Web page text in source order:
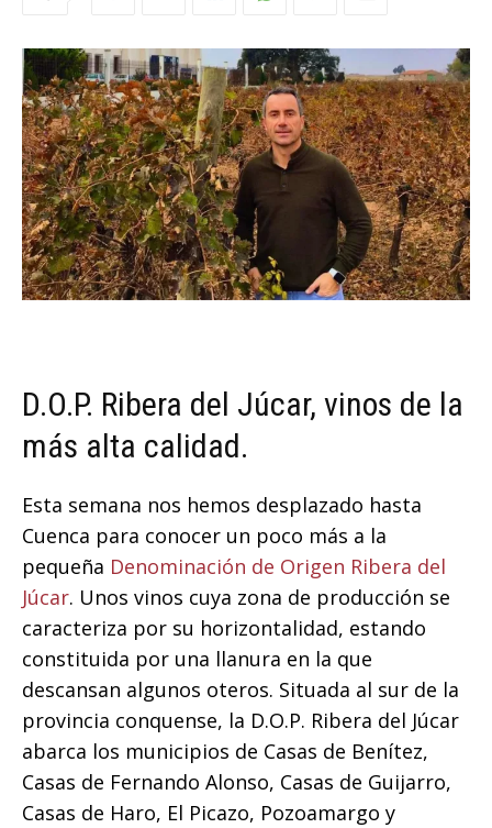
D.O.P. Ribera del Júcar, vinos de la
más alta calidad.
Esta semana nos hemos desplazado hasta
Cuenca para conocer un poco más a la
pequeña Denominación de Origen Ribera del
Júcar. Unos vinos cuya zona de producción se
caracteriza por su horizontalidad, estando
constituida por una llanura en la que
descansan algunos oteros. Situada al sur de la
provincia conquense, la D.O.P. Ribera del Júcar
abarca los municipios de Casas de Benítez,
Casas de Fernando Alonso, Casas de Guijarro,
Casas de Haro, El Picazo, Pozoamargo y